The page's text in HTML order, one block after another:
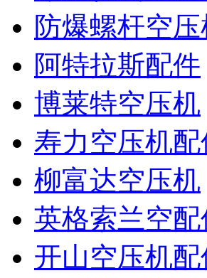
防爆螺杆空压
阿特拉斯配件
博莱特空压机
寿力空压机配
柳富达空压机
英格索兰空配
开山空压机配